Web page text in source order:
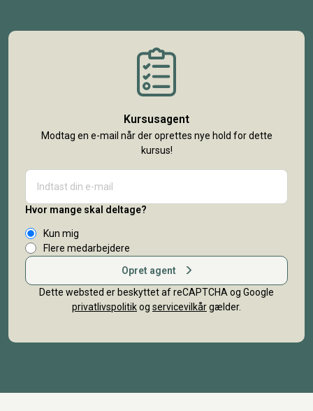
Kursusagent
Modtag en e-mail når der oprettes nye hold for dette
kursus!
Hvor mange skal deltage?
Kun mig
Flere medarbejdere
Opret agent
Dette websted er beskyttet af reCAPTCHA og Google
privatlivspolitikog servicevilkårgælder.